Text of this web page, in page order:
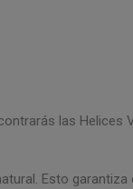
las Helices
Esto garantiza